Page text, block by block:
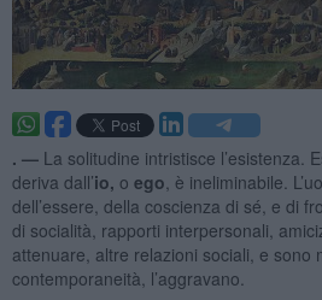
. — La solitudine intristisce l’esistenza.
deriva dall’io, o ego , è ineliminabile.
dell’essere, della coscienza di sé, e di
di socialità, rapporti interpersonali,
attenuare, altre relazioni sociali, e sono
contemporaneità, l’aggravano.